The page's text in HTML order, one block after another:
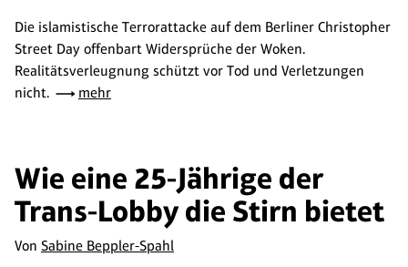
Die islamistische Terrorattacke auf dem Berliner Christopher
Street Day offenbart Widersprüche der Woken.
Realitätsverleugnung schützt vor Tod und Verletzungen
nicht.
mehr
Wie eine 25-Jährige der
Trans-Lobby die Stirn bietet
Von Sabine Beppler-Spahl